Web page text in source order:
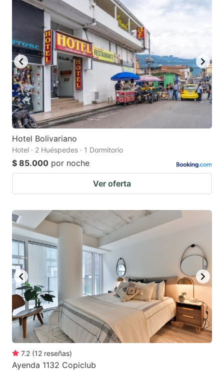
Hotel Bolivariano
Hotel · 2 Huéspedes · 1 Dormitorio
$ 85.000 por noche
Ver oferta
7.2 (12 reseñas)
Ayenda 1132 Copiclub